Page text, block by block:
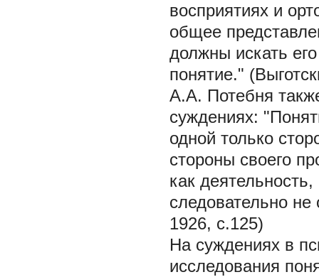
восприятиях и
общее
должны искать
понятие."
А.А. Потебня
суждениях:
одной только
стороны своего
как
следовательно
1926, c.125)
На суждениях в
исследования